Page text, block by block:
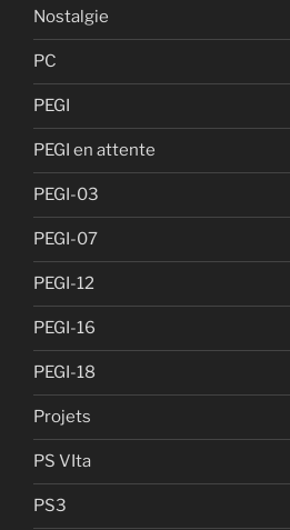
Nostalgie
PC
PEGI
PEGI en attente
PEGI-03
PEGI-07
PEGI-12
PEGI-16
PEGI-18
Projets
PS VIta
PS3